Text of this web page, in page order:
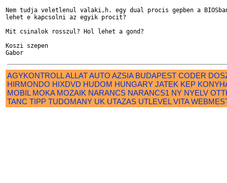
Nem tudja veletlenul valaki,h. egy dual procis gepben a
lehet e kapcsolni az egyik procit?
Mit csinalok rosszul? Hol lehet a gond?
Koszi szepen
AGYKONTROLLALLATAUTO AZSIA BUDAPEST CODER
HIRMONDO HIXDVD HUDOM HUNGARY JATEK KEP
MOBIL MOKA MOZAIK NARANCS NARANCS1 NY NYELV
TANC TIPP TUDOMANY UK UTAZAS UTLEVEL VITA